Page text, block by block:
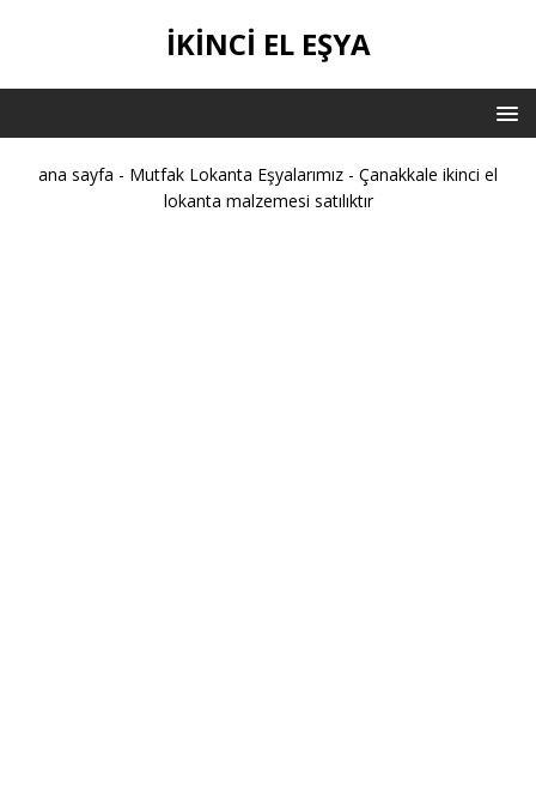
IKINCI EL EŞYA
ana sayfa - Mutfak Lokanta Eşyalarımız - Çanakkale ikinci el
lokanta malzemesi satılıktır